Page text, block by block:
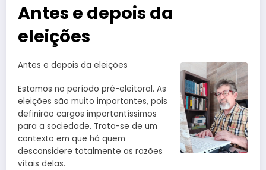
Antes e depois da
eleições
Antes e depois da eleições
Estamos no período pré-eleitoral. As
eleições são muito importantes, pois
definirão cargos importantíssimos
para a sociedade. Trata-se de um
contexto em que há quem
desconsidere totalmente as razões
vitais delas.